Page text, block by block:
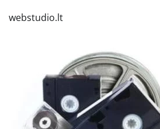
webstudio.lt